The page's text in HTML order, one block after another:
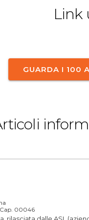
Link
GUARDA I 100
00046